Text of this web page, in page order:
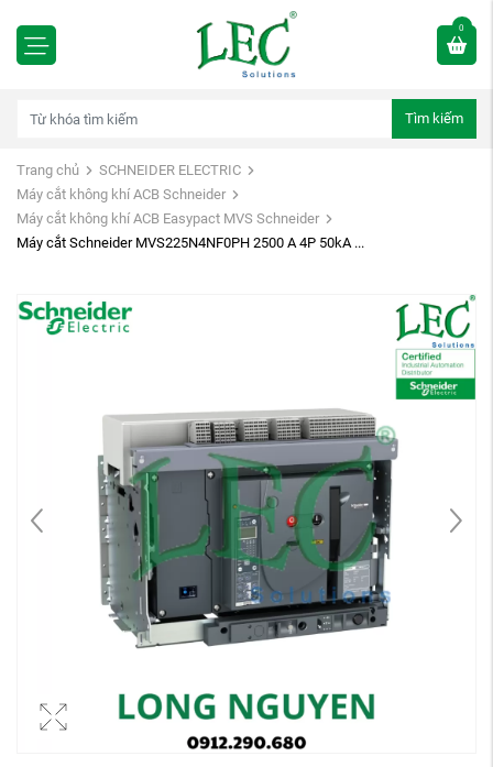
0
Tìm kiếm
Trang chủ
SCHNEIDER ELECTRIC
Máy cắt không khí ACB Schneider
Máy cắt không khí ACB Easypact MVS Schneider
Máy cắt Schneider MVS225N4NF0PH 2500 A 4P 50kA ...